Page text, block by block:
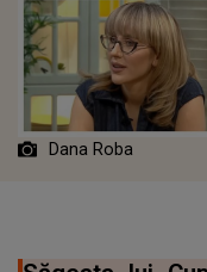
Dana Roba